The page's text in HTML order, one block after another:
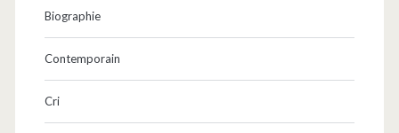
Biographie
Contemporain
Cri